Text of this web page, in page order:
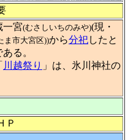
一宮(むさしいちのみや)(現・
ま市大宮区))から分祀したと
ある。
川越祭り 」は、氷川神社の
Ｐ